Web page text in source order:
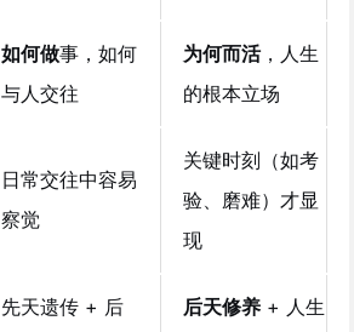
如何做事，如何
与人交往
为何而活，人生
的根本立场
日常交往中容易
察觉
关键时刻（如考
验、磨难）才显
现
先天遗传 + 后
后天修养 + 人生